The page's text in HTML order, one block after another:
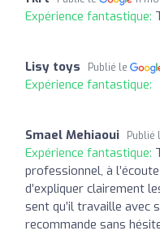
Expérience fantastique:
Lisy toys Publié le
Expérience fantastique:
Smael Mehiaoui Publié
Expérience fantastique:
professionnel, à
d’expliquer clairement
sent qu’il travaille avec
recommande sans